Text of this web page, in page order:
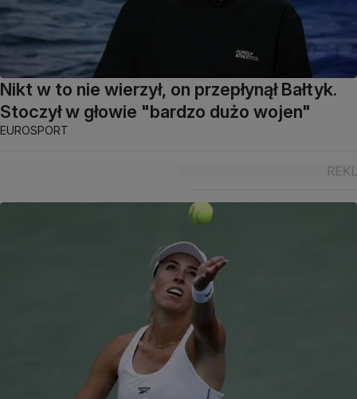
Nikt w to nie wierzył, on przepłynął Bałtyk.
Stoczył w głowie "bardzo dużo wojen"
EUROSPORT